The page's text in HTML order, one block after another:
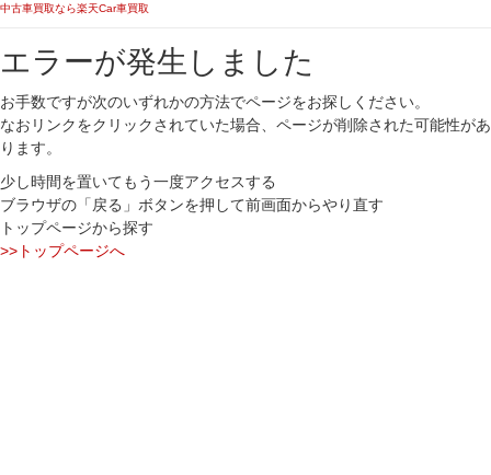
中古車買取なら楽天Car車買取
エラーが発生しました
お手数ですが次のいずれかの方法でページをお探しください。
なおリンクをクリックされていた場合、ページが削除された可能性があ
ります。
少し時間を置いてもう一度アクセスする
ブラウザの「戻る」ボタンを押して前画面からやり直す
トップページから探す
>>トップページへ